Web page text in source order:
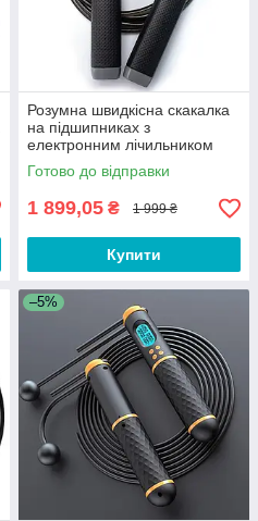
Розумна швидкісна скакалка
на підшипниках з
електронним лічильником
стрибків та таймером для
схуднення Kuto CBX2200
Готово до відправки
1 899,05 ₴ 1 999 ₴
Купити
–5%